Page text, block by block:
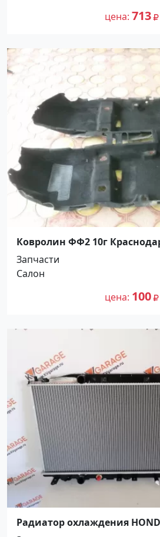
цена 713
Ковролин ФФ2 10г
Запчасти
Салон
цена 100
Радиатор охлаждения
Краснодар